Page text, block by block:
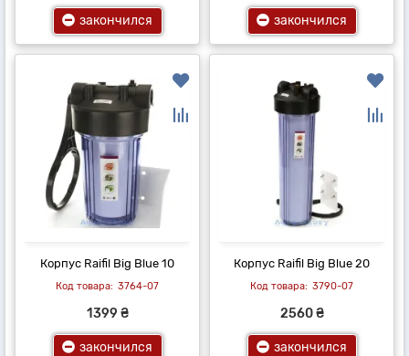
закончился закончился
Корпус Raifil Big Blue 10
3764-07
1399 ₴
закончился
Корпус Raifil Big Blue 20
3790-07
2560 ₴
закончился